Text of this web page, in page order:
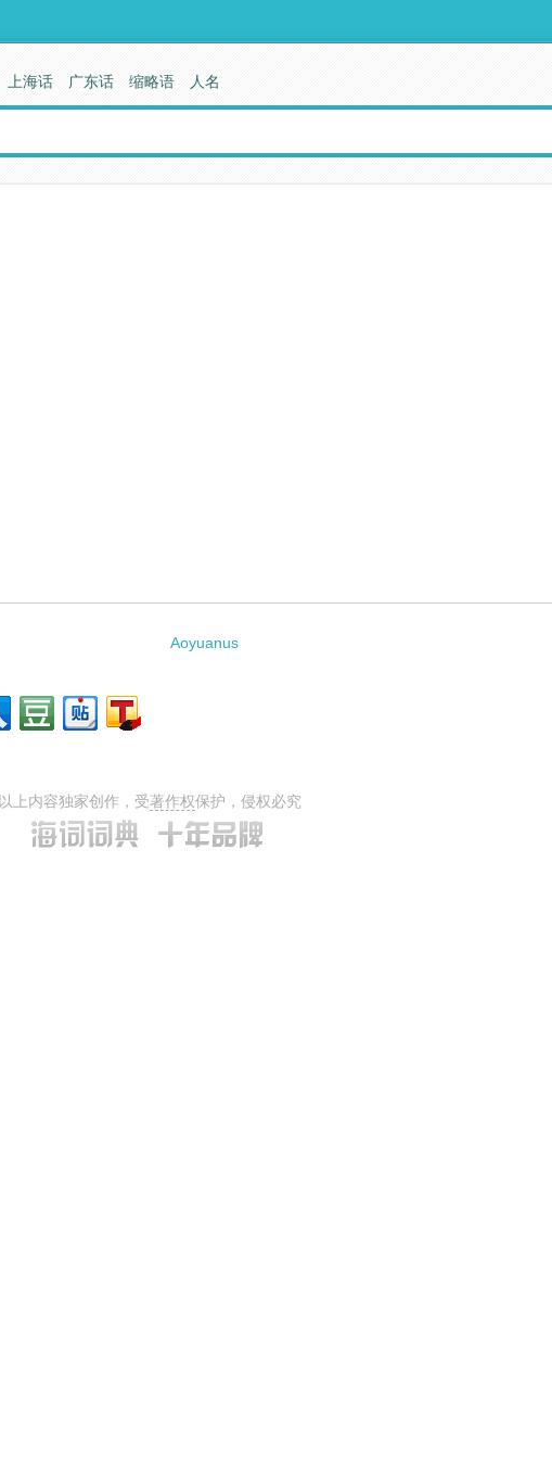
Aoyuanus
以上内容独家创作，受著作权保护，侵权必究
上海话 广东话 缩略语 人名